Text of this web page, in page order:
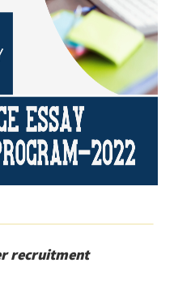
recruitment